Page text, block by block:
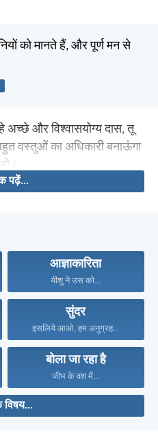
को मानते हैं, और पूर्ण मन से
और विश्वासयोग्य दास, तू
वस्तुओं का अधिकारी बनाऊंगा
पढ़ें...
आज्ञाकारिता
यीशु ने उस को...
सुंदर
इसलिये आओ, हम अनुग्रह...
बोला जा रहा है
जीभ के वश में...
विषय...